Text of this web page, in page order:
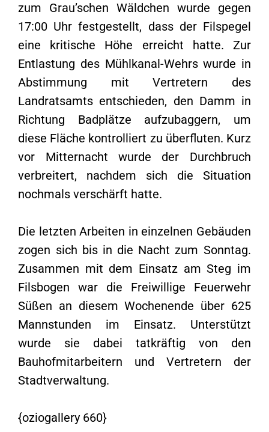
zum Grau’schen Wäldchen wurde gegen
17:00 Uhr festgestellt, dass der Filspegel
eine kritische Höhe erreicht hatte. Zur
Entlastung des Mühlkanal-Wehrs wurde in
Abstimmung mit Vertretern des
Landratsamts entschieden, den Damm in
Richtung Badplätze aufzubaggern, um
diese Fläche kontrolliert zu überfluten. Kurz
vor Mitternacht wurde der Durchbruch
verbreitert, nachdem sich die Situation
nochmals verschärft hatte.
Die letzten Arbeiten in einzelnen Gebäuden
zogen sich bis in die Nacht zum Sonntag.
Zusammen mit dem Einsatz am Steg im
Filsbogen war die Freiwillige Feuerwehr
Süßen an diesem Wochenende über 625
Mannstunden im Einsatz. Unterstützt
wurde sie dabei tatkräftig von den
Bauhofmitarbeitern und Vertretern der
Stadtverwaltung.
{oziogallery 660}